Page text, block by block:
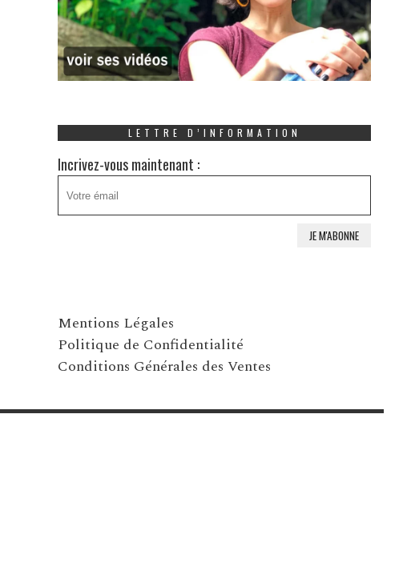
LETTRE D’INFORMATION
Incrivez-vous maintenant :
Mentions Légales
Politique de Confidentialité
Conditions Générales des Ventes